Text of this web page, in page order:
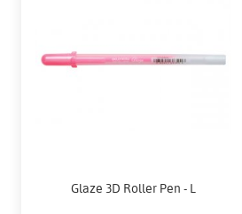
Glaze 3D Roller Pen - L